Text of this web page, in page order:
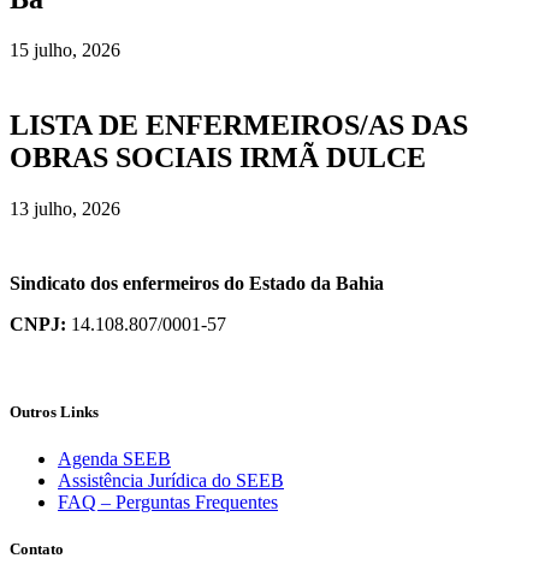
15 julho, 2026
LISTA DE ENFERMEIROS/AS DAS
OBRAS SOCIAIS IRMÃ DULCE
13 julho, 2026
Sindicato dos enfermeiros do Estado da Bahia
CNPJ: 14.108.807/0001-57
Outros Links
Agenda SEEB
Assistência Jurídica do SEEB
FAQ – Perguntas Frequentes
Contato